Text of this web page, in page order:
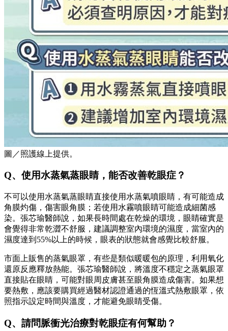
圖／照護線上提供。
Q、使用水蒸氣蒸眼睛，能否改善乾眼症？
不可以使用水蒸氣蒸眼睛直接使用水蒸氣噴眼睛，有可能造成
角膜灼傷，傷害眼角膜；若使用水霧噴眼睛可能造成細菌感
染。張芯瑜醫師說，如果長時間處在乾燥的環境，眼睛確實是
會覺得非常乾澀不舒服，建議調整室內環境的濕度，當室內的
濕度達到55%以上的時候，眼表的狀態就會感覺比較舒服。
市面上販售的蒸氣眼罩，有些是類似暖暖包的原理，利用氧化
還原反應釋放熱能。張芯瑜醫師說，將溫度不穩定之蒸氣眼罩
直接貼在眼睛，可能對眼周皮膚甚至眼角膜造成傷害。如果想
要熱敷，應該要購買經過醫材認證通過的恆溫式熱敷眼罩，依
照指示設定時間與溫度，才能避免眼睛受傷。
Q、請問脈衝光治療對乾眼症有何幫助？